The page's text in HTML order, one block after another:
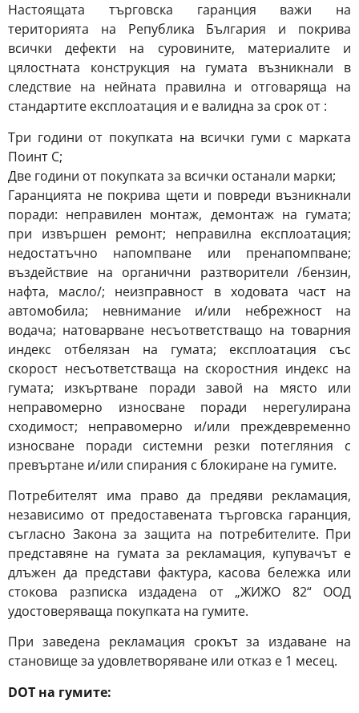
Настоящата търговска гаранция важи на
територията на Република България и покрива
всички дефекти на суровините, материалите и
цялостната конструкция на гумата възникнали в
следствие на нейната правилна и отговаряща на
стандартите експлоатация и е валидна за срок от :
Три години от покупката на всички гуми с марката
Поинт С;
Две години от покупката за всички останали марки;
Гаранцията не покрива щети и повреди възникнали
поради: неправилен монтаж, демонтаж на гумата;
при извършен ремонт; неправилна експлоатация;
недостатъчно напомпване или пренапомпване;
въздействие на органични разтворители /бензин,
нафта, масло/; неизправност в ходовата част на
автомобила; невнимание и/или небрежност на
водача; натоварване несъответстващо на товарния
индекс отбелязан на гумата; експлоатация със
скорост несъответстваща на скоростния индекс на
гумата; изкъртване поради завой на място или
неправомерно износване поради нерегулирана
сходимост; неправомерно и/или преждевременно
износване поради системни резки потегляния с
превъртане и/или спирания с блокиране на гумите.
Потребителят има право да предяви рекламация,
независимо от предоставената търговска гаранция,
съгласно Закона за защита на потребителите. При
представяне на гумата за рекламация, купувачът е
длъжен да представи фактура, касова бележка или
стокова разписка издадена от „ЖИЖО 82“ ООД
удостоверяваща покупката на гумите.
При заведена рекламация срокът за издаване на
становище за удовлетворяване или отказ е 1 месец.
DOT на гумите: